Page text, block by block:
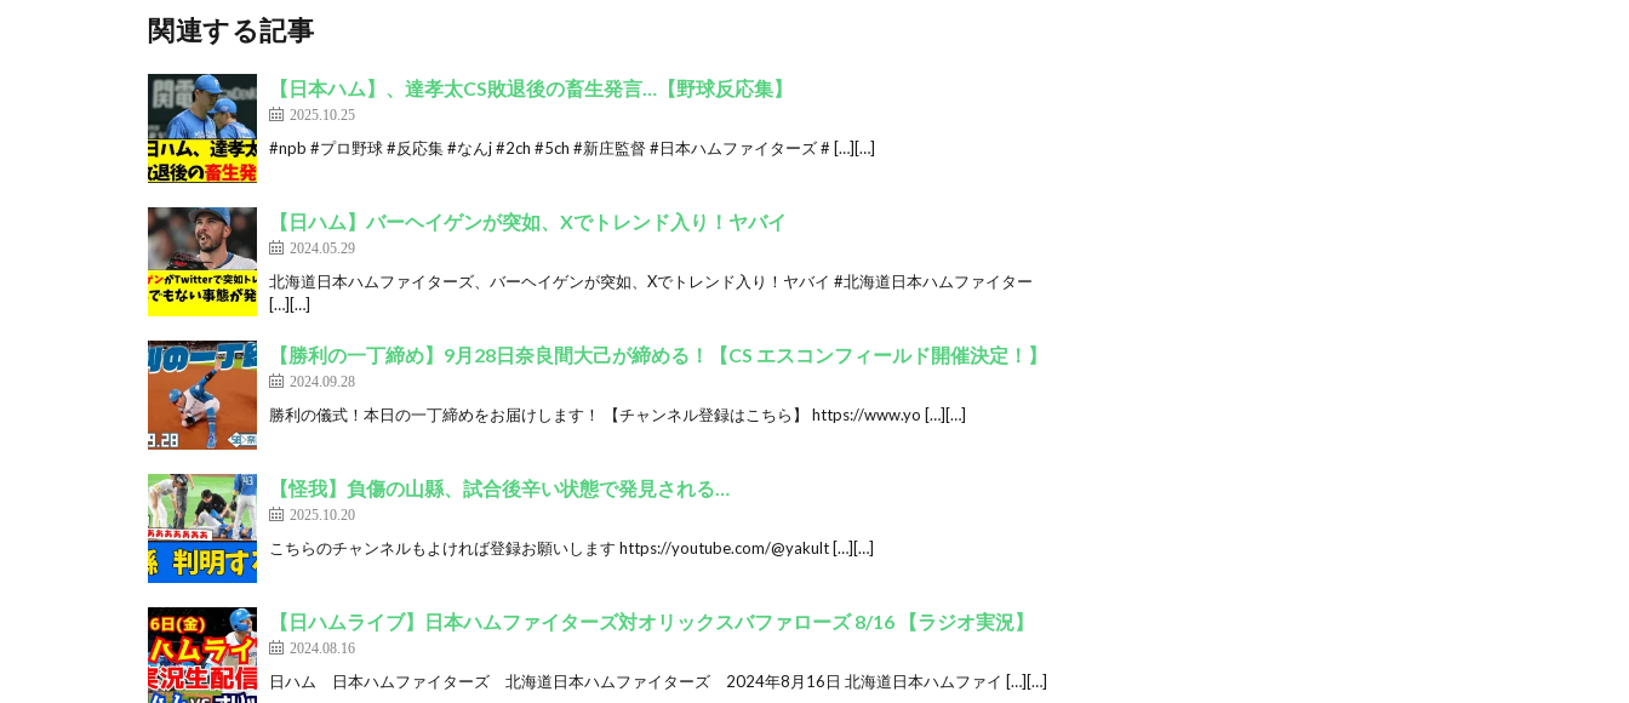
関連する記事
【日本ハム】、達孝太CS敗退後の畜生発言…【野球反応集】
2025.10.25
#npb #プロ野球 #反応集 #なんj #2ch #5ch #新庄監督 #日本ハムファイターズ # […][…]
【日ハム】バーヘイゲンが突如、Xでトレンド入り！ヤバイ
2024.05.29
北海道日本ハムファイターズ、バーヘイゲンが突如、Xでトレンド入り！ヤバイ #北海道日本ハムファイター
[…][…]
【勝利の一丁締め】9月28日奈良間大己が締める！【CS エスコンフィールド開催決定！】
2024.09.28
勝利の儀式！本日の一丁締めをお届けします！ 【チャンネル登録はこちら】 https://www.yo […][…]
【怪我】負傷の山縣、試合後辛い状態で発見される…
2025.10.20
こちらのチャンネルもよければ登録お願いします https://youtube.com/@yakult […][…]
【日ハムライブ】日本ハムファイターズ対オリックスバファローズ 8/16 【ラジオ実況】
2024.08.16
日ハム 日本ハムファイターズ 北海道日本ハムファイターズ 2024年8月16日 北海道日本ハムファイ […][…]